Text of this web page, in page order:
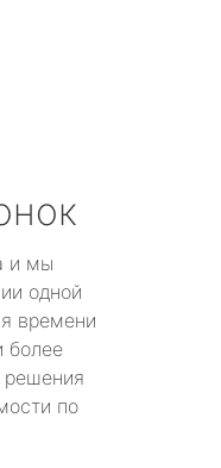
и мы
одной
времени
более
решения
по